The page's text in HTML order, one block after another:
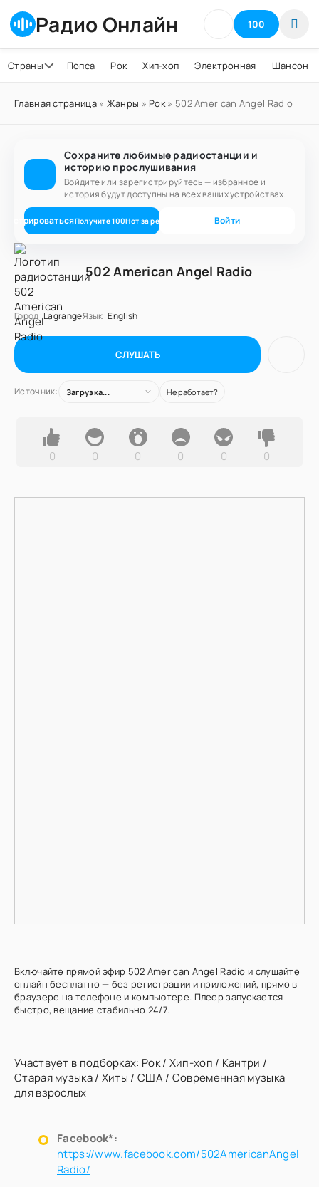
Радио Онлайн 100
Страны Попса Рок Хип-хоп Электронная Шансон
Главная страница» Жанры » Рок» 502 American Angel Radio
Сохраните любимые радиостанции и
историю прослушивания
Войдите или зарегистрируйтесь — избранное и
история будут доступны на всех ваших устройствах.
Получите100Нот за регистрацию Войти
502 American Angel Radio
Город: LagrangeЯзык:English
СЛУШАТЬ
Источник: Загрузка... Не работает?
0 0 0 0 0 0
Включайте прямой эфир 502 American Angel Radio и слушайте
онлайн бесплатно — без регистрации и приложений, прямо в
браузере на телефоне и компьютере. Плеер запускается
быстро, вещание стабильно 24/7.
Участвует в подборках: Рок/ Хип-хоп / Кантри /
Старая музыка/ Хиты / США / Современная музыка
для взрослых
Facebook*:
https://www.facebook.com/502AmericanAngel
Radio/